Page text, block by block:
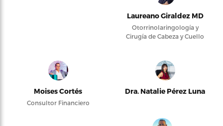
Laureano Giraldez MD
Otorrinolaringología y
Cirugía de Cabeza y Cuello
Moises Cortés
Consultor Financiero
Dra. Natalie Pérez Luna